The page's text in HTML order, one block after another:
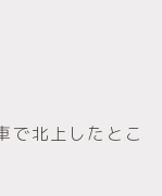
で北上したとこ